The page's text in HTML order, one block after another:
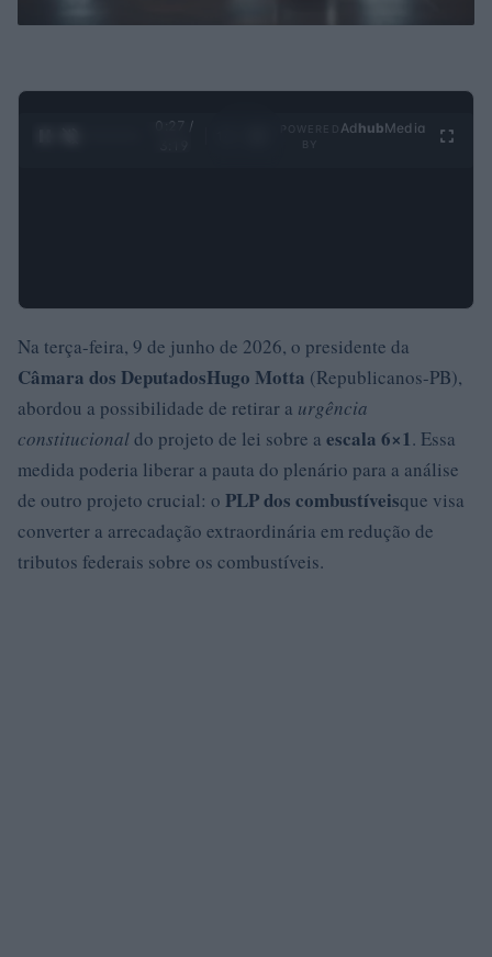
0:28 /
Ad hubMedia
Na terça-feira, 9 de junho de 2026, o presidente da
Câmara dos DeputadosHugo Motta (Republicanos-PB),
abordou a possibilidade de retirar a urgência
constitucionaldo projeto de lei sobre a escala 6×1. Essa
medida poderia liberar a pauta do plenário para a análise
de outro projeto crucial: o PLP dos combustíveisque visa
converter a arrecadação extraordinária em redução de
tributos federais sobre os combustíveis.